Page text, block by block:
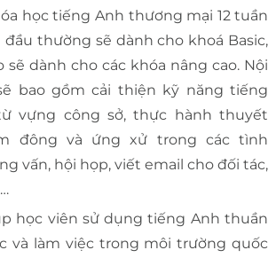
học tiếng Anh thương mại 12 tuần
thường sẽ dành cho khoá Basic,
dành cho các khóa nâng cao. Nội
bao gồm cải thiện kỹ năng tiếng
vựng công sở, thực hành thuyết
đông và ứng xử trong các tình
vấn, hội họp, viết email cho đối tác,
học viên sử dụng tiếng Anh thuần
và làm việc trong môi trường quốc